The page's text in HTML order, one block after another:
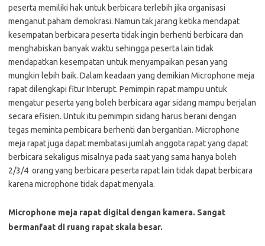
peserta memiliki hak untuk berbicara terlebih jika organisasi
menganut paham demokrasi. Namun tak jarang ketika mendapat
kesempatan berbicara peserta tidak ingin berhenti berbicara dan
menghabiskan banyak waktu sehingga peserta lain tidak
mendapatkan kesempatan untuk menyampaikan pesan yang
mungkin lebih baik. Dalam keadaan yang demikian Microphone meja
rapat dilengkapi fitur Interupt. Pemimpin rapat mampu untuk
mengatur peserta yang boleh berbicara agar sidang mampu berjalan
secara efisien. Untuk itu pemimpin sidang harus berani dengan
tegas meminta pembicara berhenti dan bergantian. Microphone
meja rapat juga dapat membatasi jumlah anggota rapat yang dapat
berbicara sekaligus misalnya pada saat yang sama hanya boleh
2/3/4 orang yang berbicara peserta rapat lain tidak dapat berbicara
karena microphone tidak dapat menyala.
Microphone meja rapat digital dengan kamera. Sangat
bermanfaat di ruang rapat skala besar.